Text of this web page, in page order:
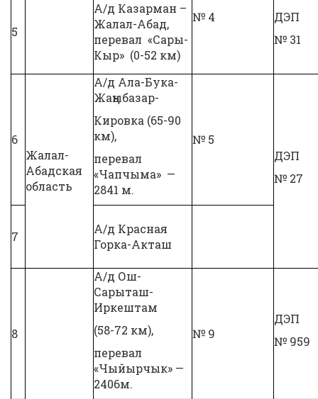
5
А/д Казарман –
Жалал-Абад,
перевал «Сары-
Кыр» (0-52 км)
№ 4
ДЭП
№ 31
6
Жалал-
Абадская
область
А/д Ала-Бука-
Жаңыбазар-
Кировка (65-90
км),
перевал
«Чапчыма» —
2841 м.
№ 5
ДЭП
№ 27
7
А/д Красная
Горка-Акташ
8
А/д Ош-
Сарыташ-
Иркештам
(58-72 км),
перевал
«Чыйырчык» —
2406м.
№ 9
ДЭП
№ 959